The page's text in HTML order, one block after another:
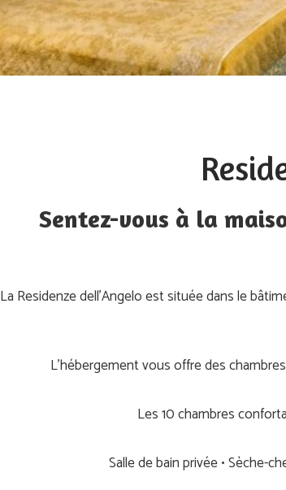
Sentez-vous à la
La Residenze dell’Angelo est située dans le
L’hébergement vous offre des
Les 10 chambres
Salle de bain privée • Sèche-